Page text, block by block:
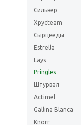
Сильвер
Хрусteam
Сырцееды
Estrella
Lays
Pringles
Штурвал
Actimel
Gallina Blanca
Knorr